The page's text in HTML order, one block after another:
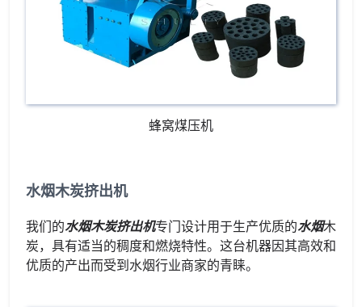
蜂窝煤压机
水烟木炭挤出机
我们的水烟木炭挤出机专门设计用于生产优质的水烟木
炭，具有适当的稠度和燃烧特性。这台机器因其高效和
优质的产出而受到水烟行业商家的青睐。